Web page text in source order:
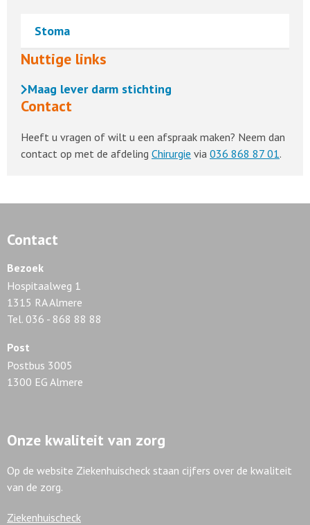
Stoma
Nuttige links
Maag lever darm stichting
Contact
Heeft u vragen of wilt u een afspraak maken? Neem dan
contact op met de afdeling Chirurgie via 036 868 87 01.
Contact
Bezoek
Hospitaalweg 1
1315 RA Almere
Tel. 036 - 868 88 88
Post
Postbus 3005
1300 EG Almere
Onze kwaliteit van zorg
Op de website Ziekenhuischeck staan cijfers over de kwaliteit
van de zorg.
Ziekenhuischeck